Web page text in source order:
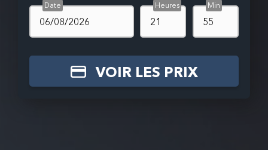
Date Heures Min
VOIR LES PRIX